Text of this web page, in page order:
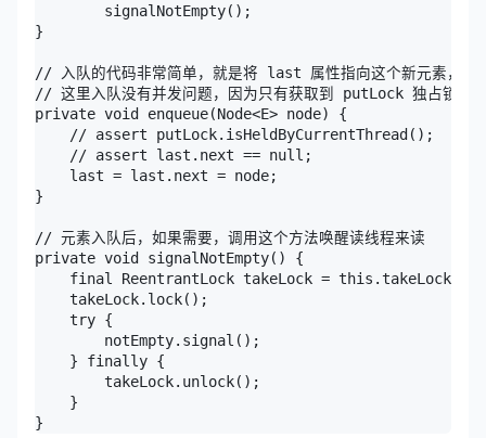
        signalNotEmpty();
}
// 入队的代码非常简单，就是将 last 属性指向这个新元素，并
// 这里入队没有并发问题，因为只有获取到 putLock 独占锁以
private void enqueue(Node<E> node) {
    // assert putLock.isHeldByCurrentThread();
    // assert last.next == null;
    last = last.next = node;
}
// 元素入队后，如果需要，调用这个方法唤醒读线程来读
private void signalNotEmpty() {
    final ReentrantLock takeLock = this.takeLock;
    takeLock.lock();
    try {
        notEmpty.signal();
    } finally {
        takeLock.unlock();
    }
}